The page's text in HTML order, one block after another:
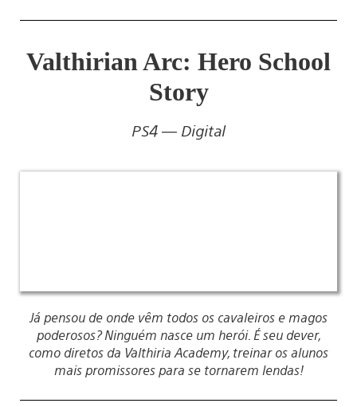
Valthirian Arc: Hero School
Story
PS4 — Digital
Já pensou de onde vêm todos os cavaleiros e magos
poderosos? Ninguém nasce um herói. É seu dever,
como diretos da Valthiria Academy, treinar os alunos
mais promissores para se tornarem lendas!